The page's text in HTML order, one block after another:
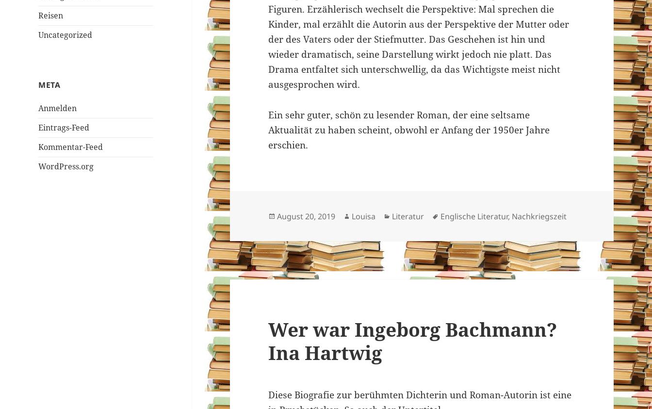
Reisen
Uncategorized
META
Anmelden
Eintrags-Feed
Kommentar-Feed
WordPress.org
Figuren. Erzählerisch wechselt die Perspektive: Mal sprechen die
Kinder, mal erzählt die Autorin aus der Perspektive der Mutter oder
der des Vaters oder der Stiefmutter. Das Geschehen ist hin und
wieder dramatisch, seine Darstellung wirkt jedoch nie platt. Das
Drama entfaltet sich unterschwellig, da das Wichtigste meist nicht
ausgesprochen wird.
Ein sehr guter, schön zu lesender Roman, der eine seltsame
Aktualität zu haben scheint, obwohl er Anfang der 1950er Jahre
erschien.
Veröffentlicht
August 20, 2019 Autor
Louisa Kategorien
Literatur Schlagwörter
Englische Literatur, Nachkriegszeit
Wer war Ingeborg Bachmann?
Ina Hartwig
Diese Biografie zur berühmten Dichterin und Roman-Autorin ist eine